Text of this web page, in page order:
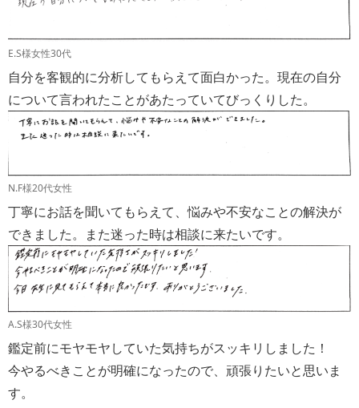
E.S様女性30代
自分を客観的に分析してもらえて面白かった。現在の自分
について言われたことがあたっていてびっくりした。
N.F様20代女性
丁寧にお話を聞いてもらえて、悩みや不安なことの解決が
できました。また迷った時は相談に来たいです。
A.S様30代女性
鑑定前にモヤモヤしていた気持ちがスッキリしました！
今やるべきことが明確になったので、頑張りたいと思いま
す。